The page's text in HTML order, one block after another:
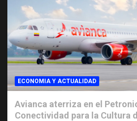
ECONOMIA Y ACTUALIDAD
Avianca aterriza en el
Conectividad para la Cultura